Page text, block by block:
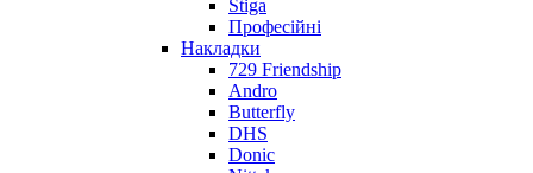
Stiga
Професійні
Накладки
729 Friendship
Andro
Butterfly
DHS
Donic